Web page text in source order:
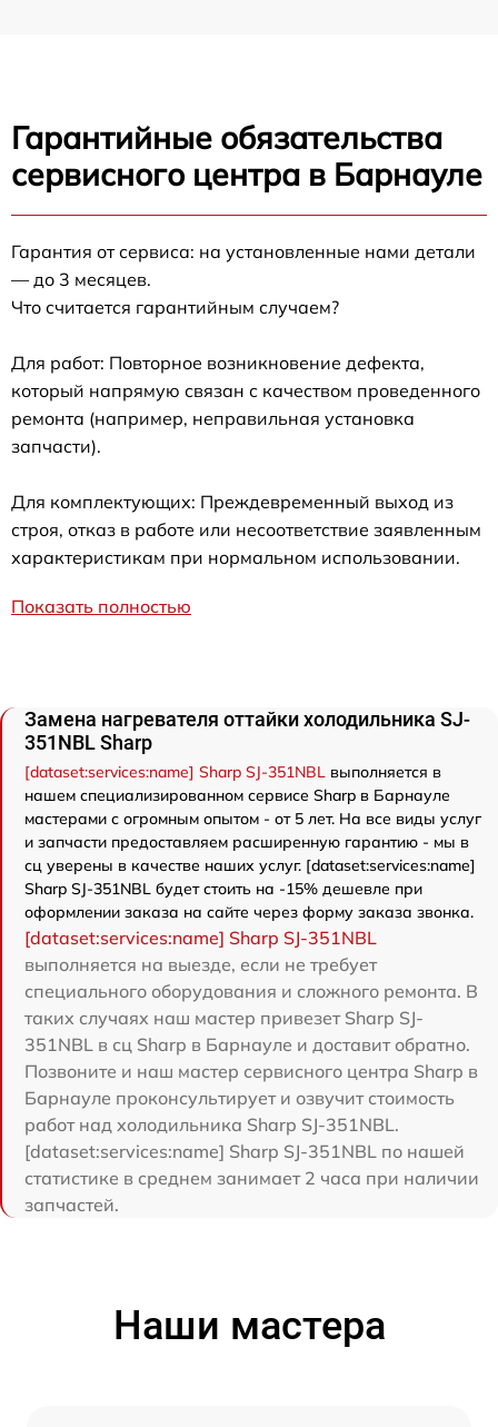
Гарантийные обязательства
сервисного центра в Барнауле
Гарантия от сервиса: на установленные нами детали
— до 3 месяцев.
Что считается гарантийным случаем?
Для работ: Повторное возникновение дефекта,
который напрямую связан с качеством проведенного
ремонта (например, неправильная установка
запчасти).
Для комплектующих: Преждевременный выход из
строя, отказ в работе или несоответствие заявленным
характеристикам при нормальном использовании.
Показать полностью
Замена нагревателя оттайки холодильника SJ-
351NBL Sharp
[dataset:services:name] Sharp SJ-351NBL выполняется в
нашем специализированном сервисе Sharp в Барнауле
мастерами с огромным опытом - от 5 лет. На все виды услуг
и запчасти предоставляем расширенную гарантию - мы в
сц уверены в качестве наших услуг. [dataset:services:name]
Sharp SJ-351NBL будет стоить на -15% дешевле при
оформлении заказа на сайте через форму заказа звонка.
[dataset:services:name] Sharp SJ-351NBL
выполняется на выезде, если не требует
специального оборудования и сложного ремонта. В
таких случаях наш мастер привезет Sharp SJ-
351NBL в сц Sharp в Барнауле и доставит обратно.
Позвоните и наш мастер сервисного центра Sharp в
Барнауле проконсультирует и озвучит стоимость
работ над холодильника Sharp SJ-351NBL.
[dataset:services:name] Sharp SJ-351NBL по нашей
статистике в среднем занимает 2 часа при наличии
запчастей.
Наши мастера